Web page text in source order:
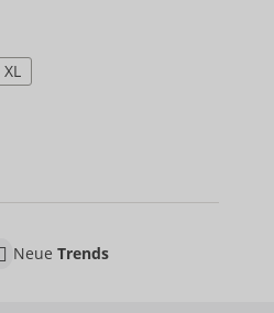
XL
Neue Trends